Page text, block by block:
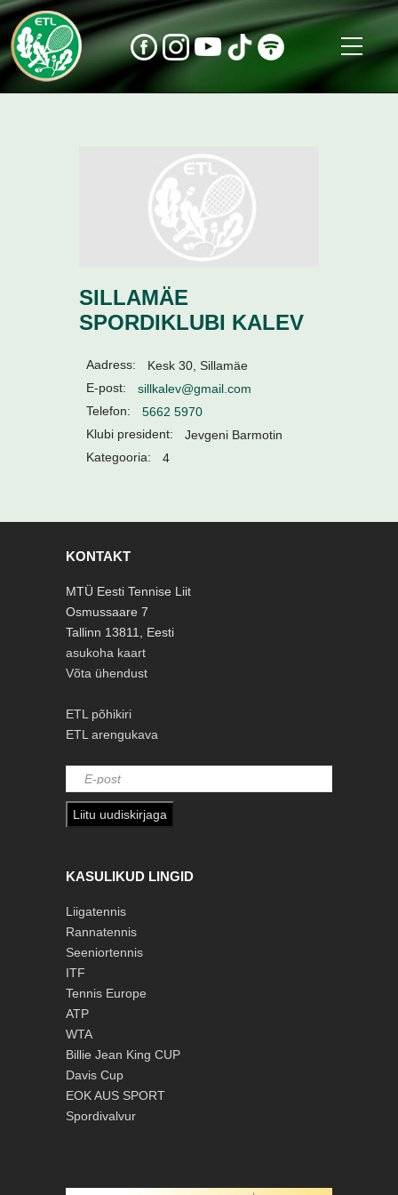
SILLAMÄE
SPORDIKLUBI KALEV
Aadress:
Kesk 30, Sillamäe
E-post:
sillkalev@gmail.com
Telefon:
5662 5970
Klubi president:
Jevgeni Barmotin
Kategooria:
4
KONTAKT
MTÜ Eesti Tennise Liit
Osmussaare 7
Tallinn 13811, Eesti
asukoha kaart
Võta ühendust
ETL põhikiri
ETL arengukava
Liitu uudiskirjaga
KASULIKUD LINGID
Liigatennis
Rannatennis
Seeniortennis
ITF
Tennis Europe
ATP
WTA
Billie Jean King CUP
Davis Cup
EOKAUS SPORT
Spordivalvur